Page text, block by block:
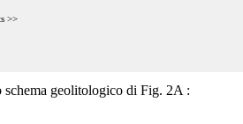
>>
schema geolitologico di Fig. 2A :